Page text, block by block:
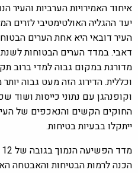
איחוד האמירויות הערביות והעיר
העיר דובאי היא אחת הערים
דאבי. במדד הערים הבטוחות לשנת 2024 של
מדורגת במקום גבוה למדי ברוב
וכללית. הדירוג הזה מעט גבוה
וקופנהגן עם נתוני כייסות ושוד
החוקים הקשים והנאכפים של העיר.
ייתקלו בבעיות בטיחות.
הכנה לרמות הבטיחות והאבטחה